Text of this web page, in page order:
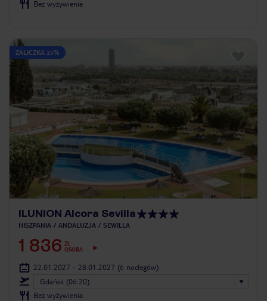
Bez wyżywienia
ZALICZKA 25%
ILUNION Alcora Sevilla
HISZPANIA ANDALUZJA SEWILLA
1 836 ZŁ
OSOBA
22.01.2027 - 28.01.2027 (6 noclegów)
Gdańsk (06:20)
Bez wyżywienia